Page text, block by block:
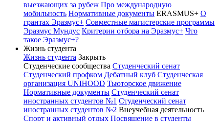
выезжающих за рубеж Про международную
мобильность Нормативные документы ERASMUS+ О
грантах Эразмус+ Совместные магистерские программы
Эразмус Мундус Критерии отбора на Эразмус+ Что
такое Эразмус+?
Жизнь студента
Жизнь студента Закрыть
Студенческие сообщества Студенческий сенат
Студенческий профком Дебатный клуб Студенческая
организация UNIHOOD Тьюторское движение
Нормативные документы Студенческий сенат
иностранных студентов №1 Студенческий сенат
иностранных студентов №2 Внеучебная деятельность
Спорт и активный отдых Посвящение в студенты